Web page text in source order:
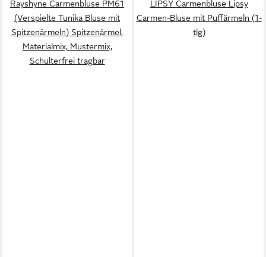
Rayshyne Carmenbluse PM61
(Verspielte Tunika Bluse mit
Spitzenärmeln) Spitzenärmel,
Materialmix, Mustermix,
Schulterfrei tragbar
LIPSY Carmenbluse Lipsy
Carmen-Bluse mit Puffärmeln (1-
tlg)